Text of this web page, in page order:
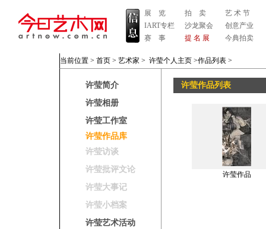
展 览
IART专栏
赛 事
拍 卖
沙龙聚会
提 名 展
艺 术 节
创意产业
今典拍卖
当前位置 > 首页 > 艺术家 > 许莹个人主页 >作品列表 >
许莹简介
许莹相册
许莹工作室
许莹作品库
许莹访谈
许莹批评文论
许莹大事记
许莹小档案
许莹艺术活动
许莹作品列表
许莹作品